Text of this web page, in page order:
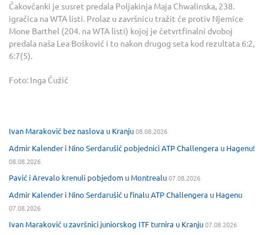
Čakovčanki je susret predala Poljakinja Maja Chwalinska, 238.
igračica na WTA listi. Prolaz u završnicu tražit će protiv Njemice
Mone Barthel (204. na WTA listi) kojoj je četvrtfinalni dvoboj
predala naša Lea Bošković i to nakon drugog seta kod rezultata 6:2,
6:7(5).
Foto: Inga Ćužić
Ivan Maraković bez naslova u Kranju08.08.2026
Admir Kalender i Nino Serdarušić pobjednici ATP Challengera u Hagenu!
08.08.2026
Pavić i Arevalo krenuli pobjedom u Montrealu07.08.2026
Admir Kalender i Nino Serdarušić u finalu ATP Challengera u Hagenu
07.08.2026
Ivan Maraković u završnici juniorskog ITF turnira u Kranju07.08.2026